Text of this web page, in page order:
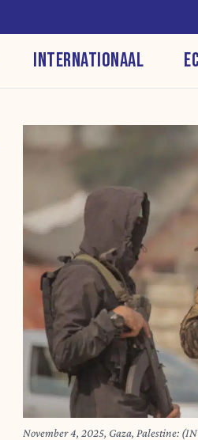
INTERNATIONAAL
November 4, 2025, Gaza, Palestine: